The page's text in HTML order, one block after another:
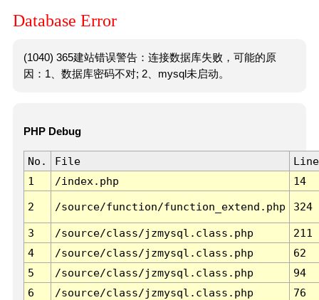
Database Error
(1040) 365建站错误警告：连接数据库失败，可能的原
因：1、数据库密码不对; 2、mysql未启动。
PHP Debug
No. File
Line
1
/index.php 14
2 /source/function/function_extend.php 324
3 /source/class/jzmysql.class.php
211
4
/source/class/jzmysql.class.php
62
5
/source/class/jzmysql.class.php
94
6
/source/class/jzmysql.class.php 76